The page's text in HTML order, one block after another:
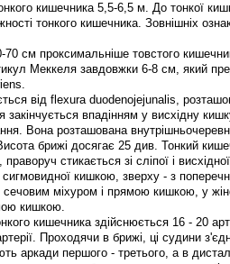
кишечника 5,5-6,5 м. До тонкої
тонкого кишечника. Зовнішніх
см проксимальніше товстого
Меккеля завдовжки 6-8 см, який
від flexura duodenojejunalis,
закінчується впадінням у висхідну
Вона розташована
брижі досягає 25 див. Тонкий
стикається зі сліпої і
сигмовидної кишкою, зверху - з
сечовим міхуром і прямою кишкою, у
кишкою.
кишечника здійснюється 16 - 20
Проходячи в брижі, ці судини
аркади першого - третього, а в